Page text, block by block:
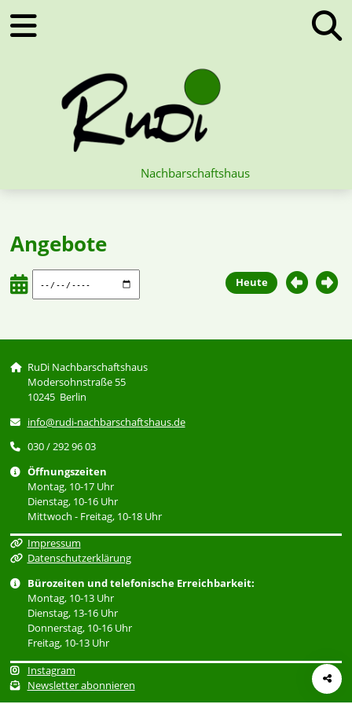
Nachbarschaftshaus
Angebote
Heute
RuDi Nachbarschaftshaus
Modersohnstraße 55
10245 Berlin
info@rudi-nachbarschaftshaus.de
030 / 292 96 03
Öffnungszeiten
Montag, 10-17 Uhr
Dienstag, 10-16 Uhr
Mittwoch - Freitag, 10-18 Uhr
Impressum
Datenschutzerklärung
Bürozeiten und telefonische Erreichbarkeit:
Montag, 10-13 Uhr
Dienstag, 13-16 Uhr
Donnerstag, 10-16 Uhr
Freitag, 10-13 Uhr
Instagram
Newsletter abonnieren